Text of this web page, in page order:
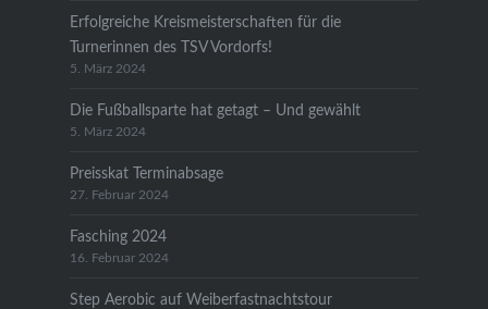
Erfolgreiche Kreismeisterschaften für die
Turnerinnen des TSV Vordorfs!
5. März 2024
Die Fußballsparte hat getagt – Und gewählt
5. März 2024
Preisskat Terminabsage
27. Februar 2024
Fasching 2024
16. Februar 2024
Step Aerobic auf Weiberfastnachtstour